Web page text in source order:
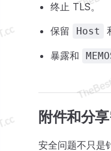
终止 TLS。
保留
Host
暴露和
附件和分
安全问题不只是